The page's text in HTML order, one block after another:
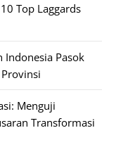
Top Laggards
Pasok
Menguji
Transformasi